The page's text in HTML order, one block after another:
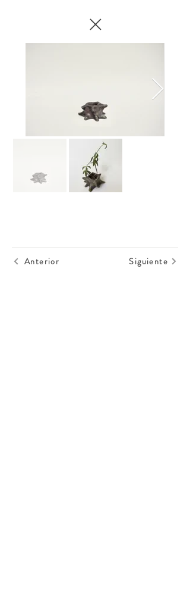
Anterior Siguiente